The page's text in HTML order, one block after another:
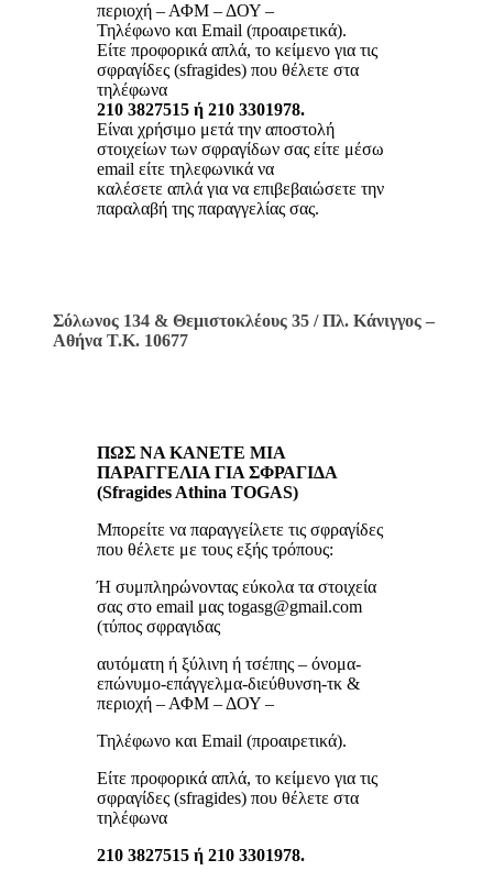
περιοχή – ΑΦΜ – ΔΟΥ –
Τηλέφωνο και Email (προαιρετικά).
Είτε προφορικά απλά, το κείμενο για τις
σφραγίδες (sfragides) που θέλετε στα
τηλέφωνα
210 3827515 ή 210 3301978.
Είναι χρήσιμο μετά την αποστολή
στοιχείων των σφραγίδων σας είτε μέσω
email είτε τηλεφωνικά να
καλέσετε απλά για να επιβεβαιώσετε την
παραλαβή της παραγγελίας σας.
Σόλωνος 134 & Θεμιστοκλέους 35 / Πλ. Κάνιγγος –
Αθήνα Τ.Κ. 10677
ΠΩΣ ΝΑ ΚΑΝΕΤΕ ΜΙΑ
ΠΑΡΑΓΓΕΛΙΑ ΓΙΑ ΣΦΡΑΓΙΔΑ
(Sfragides Athina TOGAS)
Μπορείτε να παραγγείλετε τις σφραγίδες
που θέλετε με τους εξής τρόπους:
Ή συμπληρώνοντας εύκολα τα στοιχεία
σας στο email μας togasg@gmail.com
(τύπος σφραγιδας
αυτόματη ή ξύλινη ή τσέπης – όνομα-
επώνυμο-επάγγελμα-διεύθυνση-τκ &
περιοχή – ΑΦΜ – ΔΟΥ –
Τηλέφωνο και Email (προαιρετικά).
Είτε προφορικά απλά, το κείμενο για τις
σφραγίδες (sfragides) που θέλετε στα
τηλέφωνα
210 3827515 ή 210 3301978.